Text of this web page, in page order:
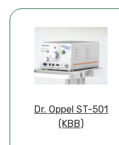
Dr. Oppel ST-501
(KBB)